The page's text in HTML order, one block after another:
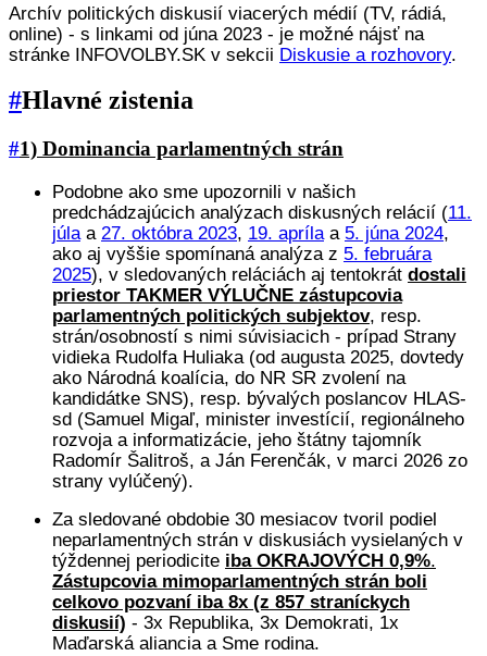
Archív politických diskusií viacerých médií (TV, rádiá,
online) - s linkami od júna 2023 - je možné nájsť na
stránke INFOVOLBY.SK v sekcii Diskusie a rozhovory.
#Hlavné zistenia
#1) Dominancia parlamentných strán
Podobne ako sme upozornili v našich
predchádzajúcich analýzach diskusných relácií (11.
júlaa 27. októbra 2023, 19. aprílaa 5. júna 2024,
ako aj vyššie spomínaná analýza z 5. februára
2025), v sledovaných reláciách aj tentokrát dostali
priestor TAKMER VÝLUČNE zástupcovia
parlamentných politických subjektov, resp.
strán/osobností s nimi súvisiacich - prípad Strany
vidieka Rudolfa Huliaka (od augusta 2025, dovtedy
ako Národná koalícia, do NR SR zvolení na
kandidátke SNS), resp. bývalých poslancov HLAS-
sd (Samuel Migaľ, minister investícií, regionálneho
rozvoja a informatizácie, jeho štátny tajomník
Radomír Šalitroš, a Ján Ferenčák, v marci 2026 zo
strany vylúčený).
Za sledované obdobie 30 mesiacov tvoril podiel
neparlamentných strán v diskusiách vysielaných v
týždennej periodicite iba OKRAJOVÝCH 0,9%.
Zástupcovia mimoparlamentných strán boli
celkovo pozvaní iba 8x (z 857 straníckych
diskusií) - 3x Republika, 3x Demokrati, 1x
Maďarská aliancia a Sme rodina.